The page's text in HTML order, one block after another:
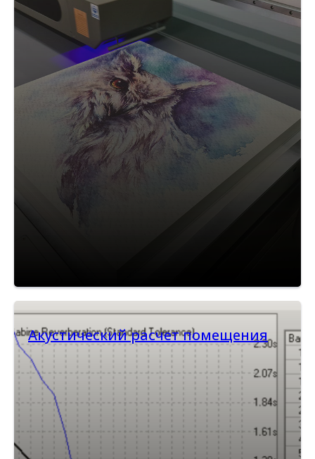
Акустический расчет помещения